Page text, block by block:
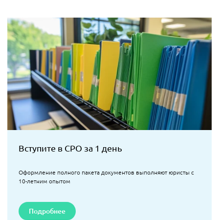
Вступите в СРО за 1 день
Оформление полного пакета документов выполняют юристы с
10-летним опытом
Подробнее